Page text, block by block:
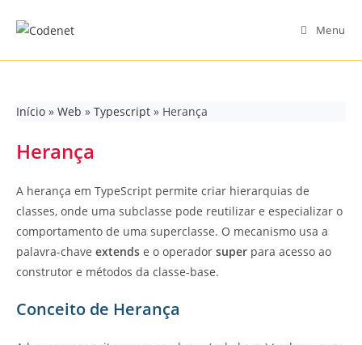
Menu
Início » Web » Typescript » Herança
Herança
A herança em TypeScript permite criar hierarquias de
classes, onde uma subclasse pode reutilizar e especializar o
comportamento de uma superclasse. O mecanismo usa a
palavra-chave extends e o operador super para acesso ao
construtor e métodos da classe-base.
Conceito de Herança